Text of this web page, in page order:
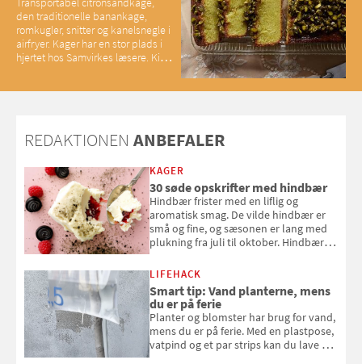
den traditionelle banankage,
romkugler, snitter og kanelsnegle i
airfryer. Kager har en stor plads i
hjertet hos Samvirkes læsere. Kig
REDAKTIONEN ANBEFALER
KAGER
30 søde opskrifter med hindbær
Hindbær frister med en liflig og
aromatisk smag. De vilde hindbær er
små og fine, og sæsonen er lang med
plukning fra juli til oktober. Hindbær
kan bruge dine hindbær i alt fra
bagværk og salater til is og syltning.
LIFEHACK
Smart tip: Vand planterne, mens
du er på ferie
Planter og blomster har brug for vand,
mens du er på ferie. Med en plastpose,
vatpind og et par strips kan du lave dit